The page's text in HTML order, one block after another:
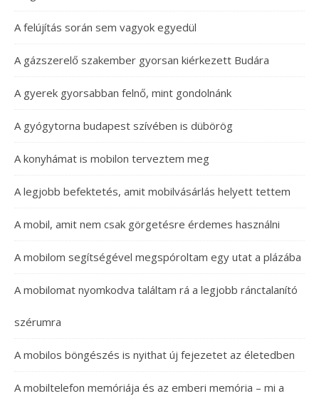
A felújítás során sem vagyok egyedül
A gázszerelő szakember gyorsan kiérkezett Budára
A gyerek gyorsabban felnő, mint gondolnánk
A gyógytorna budapest szívében is dübörög
A konyhámat is mobilon terveztem meg
A legjobb befektetés, amit mobilvásárlás helyett tettem
A mobil, amit nem csak görgetésre érdemes használni
A mobilom segítségével megspóroltam egy utat a plázába
A mobilomat nyomkodva találtam rá a legjobb ránctalanító
szérumra
A mobilos böngészés is nyithat új fejezetet az életedben
A mobiltelefon memóriája és az emberi memória – mi a